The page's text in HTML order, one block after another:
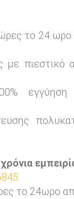
το 24 ωρο
με
εγγύηση
το 24ωρο